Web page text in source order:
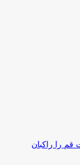
قم را راکبان